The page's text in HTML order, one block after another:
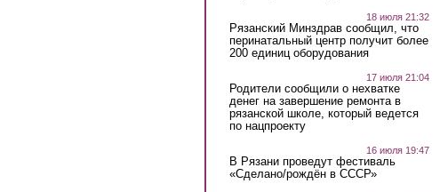
18 июля 21:32
Рязанский Минздрав сообщил, что
перинатальный центр получит более
200 единиц оборудования
17 июля 21:04
Родители сообщили о нехватке
денег на завершение ремонта в
рязанской школе, который ведется
по нацпроекту
16 июля 19:47
В Рязани проведут фестиваль
«Сделано/рождён в СССР»